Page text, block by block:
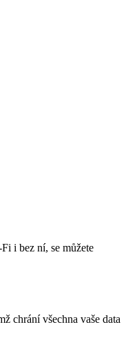
i bez ní, se můžete
chrání všechna vaše data